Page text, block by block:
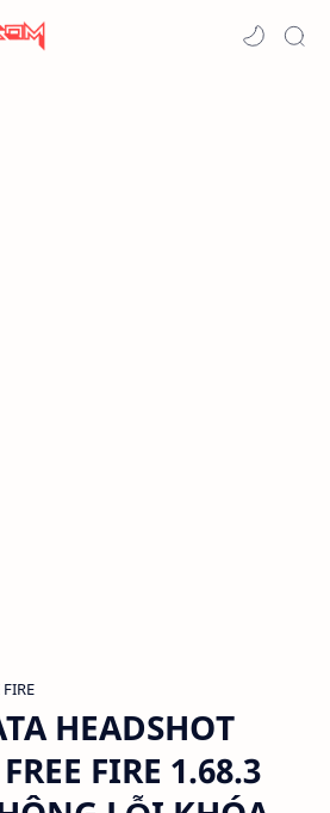
HEADSHOT
FIRE 1.68.3